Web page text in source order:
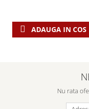
ADAUGA IN COS
Nu rata